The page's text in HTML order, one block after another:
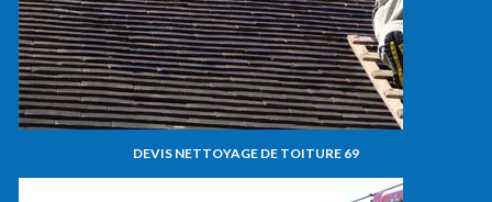
DEVIS NETTOYAGE DE TOITURE 69